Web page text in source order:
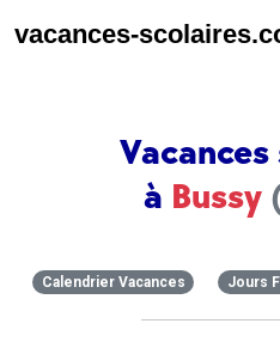
vacances-
à Bussy
Calendrier Vacances Jours